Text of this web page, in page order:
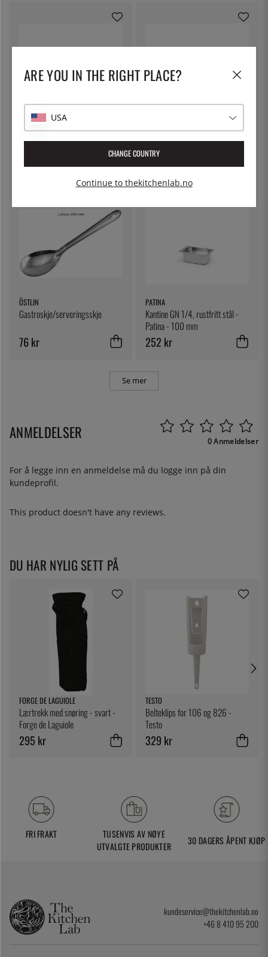
PATINA
Kantine GN 1/3, rustfritt stål -
230 kr
Kantine GN 1/3, rustfritt stål -
Patina - 150 mm
384 kr
ÖSTLIN
Gastroskje/serveringsskje
76 kr
PATINA
Kantine GN 1/4, rustfritt stål -
Patina - 100 mm
252 kr
Se mer
ANMELDELSER 0 Anmeldelser
For å legge inn en anmeldelse må du logge inn på din
kundeprofil.
This product doesn't have any reviews.
DU HAR NYLIG SETT PÅ
FORGE DE LAGUIOLE
Lærtrekk med snøring - svart -
Forge de Laguiole
295 kr
TESTO
Belteklips for 106 og 826 -
Testo
329 kr
FRI FRAKT
TUSENVIS AV NØYE
UTVALGTE PRODUKTER
30 DAGERS ÅPENT KJØP
kundeservice@thekitchenlab.no
+46 8 410 95 200
ARE YOU IN THE RIGHT PLACE?
USA
CHANGE COUNTRY
Continue to thekitchenlab.no